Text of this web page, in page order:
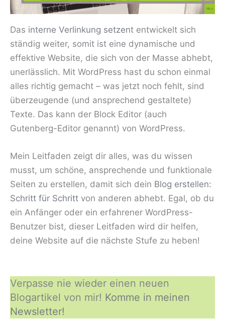
Das interne Verlinkung setzent entwickelt sich
ständig weiter, somit ist eine dynamische und
effektive Website, die sich von der Masse abhebt,
unerlässlich. Mit WordPress hast du schon einmal
alles richtig gemacht – was jetzt noch fehlt, sind
überzeugende (und ansprechend gestaltete)
Texte. Das kann der Block Editor (auch
Gutenberg-Editor genannt) von WordPress.
Mein Leitfaden zeigt dir alles, was du wissen
musst, um schöne, ansprechende und funktionale
Seiten zu erstellen, damit sich dein Blog erstellen:
Schritt für Schritt von anderen abhebt. Egal, ob du
ein Anfänger oder ein erfahrener WordPress-
Benutzer bist, dieser Leitfaden wird dir helfen,
deine Website auf die nächste Stufe zu heben!
Verpasse nie wieder einen neuen
Blogartikel von mir! Komme in meinen
Newsletter!